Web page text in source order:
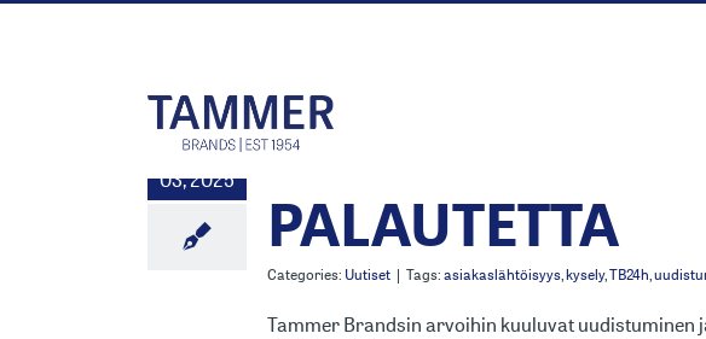
4
03, 2025
TB24H-KYSELY
PALAUTETTA
Categories: Uutiset | Tags:asiakaslähtöisyys,kysely,TB24h,
Tammer Brandsin arvoihin kuuluvat